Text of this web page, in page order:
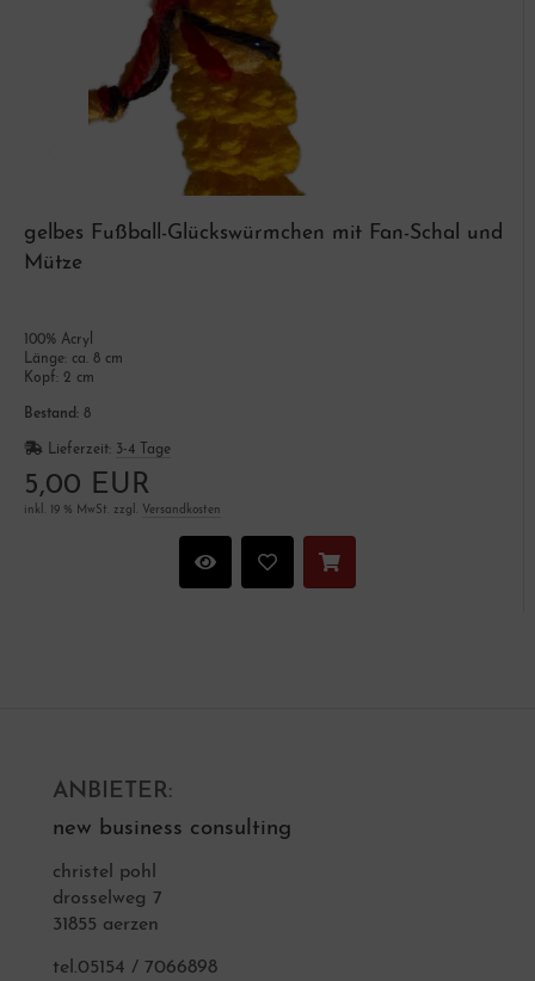
gelbes Fußball-Glückswürmchen mit Fan-Schal und
Mütze
100% Acryl
Länge: ca. 8 cm
Kopf: 2 cm
Bestand: 8
Lieferzeit: 3-4 Tage
5,00 EUR
inkl. 19 % MwSt. zzgl. Versandkosten
ANBIETER:
new business consulting
christel pohl
drosselweg 7
31855 aerzen
tel.05154 / 7066898